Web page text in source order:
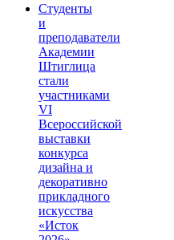
Студенты
и
преподаватели
Академии
Штиглица
стали
участниками
VI
Всероссийской
выставки
конкурса
дизайна и
декоративно
прикладного
искусства
«Исток